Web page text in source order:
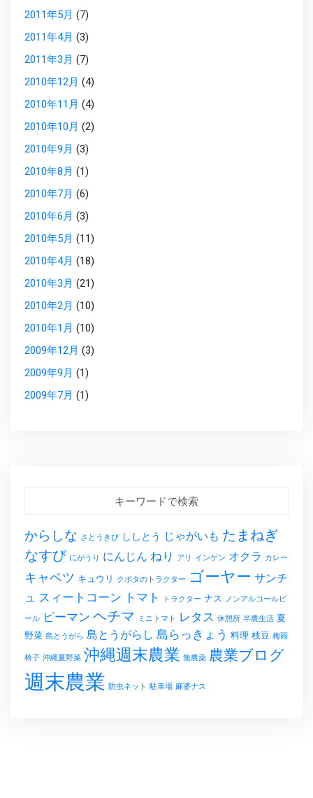
2011年5月 (7)
2011年4月 (3)
2011年3月 (7)
2010年12月 (4)
2010年11月 (4)
2010年10月 (2)
2010年9月 (3)
2010年8月 (1)
2010年7月 (6)
2010年6月 (3)
2010年5月 (11)
2010年4月 (18)
2010年3月 (21)
2010年2月 (10)
2010年1月 (10)
2009年12月 (3)
2009年9月 (1)
2009年7月 (1)
キーワードで検索
からしな さとうきび ししとう じゃがいも たまねぎ
なすび にがうり にんじん ねり アリ インゲン オクラ カレー
キャベツ キュウリ クボタのトラクター ゴーヤー サンチ
ュ スィートコーン トマト トラクター ナス ノンアルコールビ
ール ピーマン ヘチマ ミニトマト レタス 休憩所 半農生活 夏
野菜 島とうがら 島とうがらし 島らっきょう 料理 枝豆 梅雨
椅子 沖縄夏野菜 沖縄週末農業 無農薬 農業ブログ
週末農業 防虫ネット 駐車場 麻婆ナス